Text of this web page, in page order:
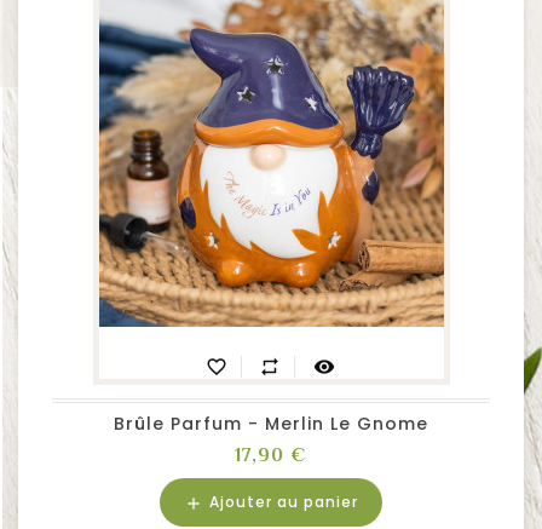
favorite_border repeat visibility
Brûle Parfum - Merlin Le Gnome
Prix
17,90 €
add Ajouter au panier